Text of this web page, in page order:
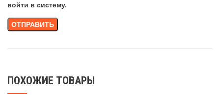
войти в систему.
ПОХОЖИЕ ТОВАРЫ